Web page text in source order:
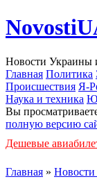
Новости Украины
Главная Политика
Происшествия Я-
Наука и техника
Вы
полную версию
Дешевые
Главная » Новости